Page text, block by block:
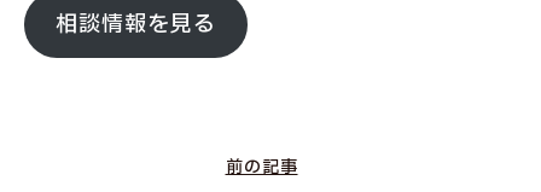
相談情報を見る
前の記事